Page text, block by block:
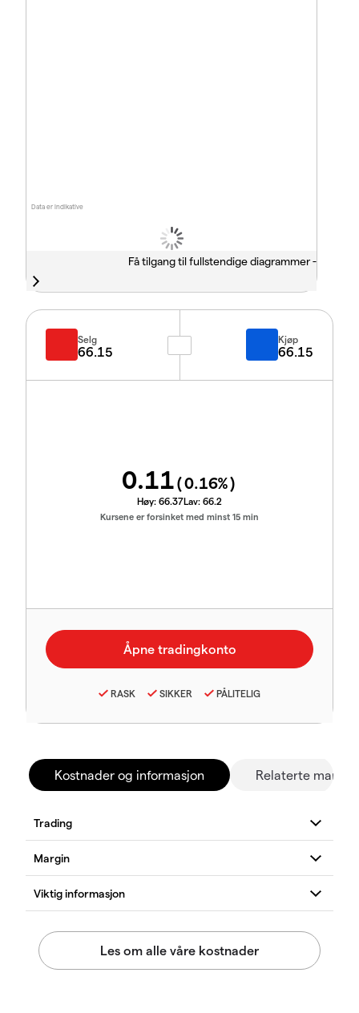
Data er indikative
Få tilgang til fullstendige diagrammer -
Selg
66.15
Kjøp
66.15
0.11(0.16%)
Høy: 66.37Lav: 66.2
Kursene er forsinket med minst 15 min
RASK SIKKER PÅLITELIG
Kostnader og informasjon Relaterte